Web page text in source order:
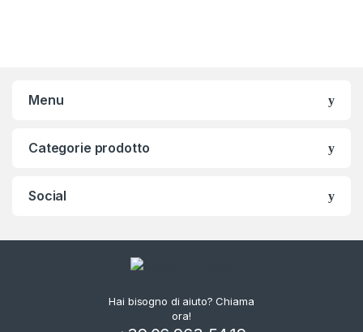
Menu
Categorie prodotto
Social
Hai bisogno di aiuto? Chiama
ora!